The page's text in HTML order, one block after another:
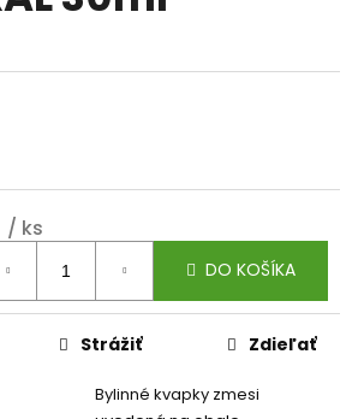
/ ks
DO KOŠÍKA
Bylinné kvapky zmesi
Strážiť Zdieľať
HĽADAŤ